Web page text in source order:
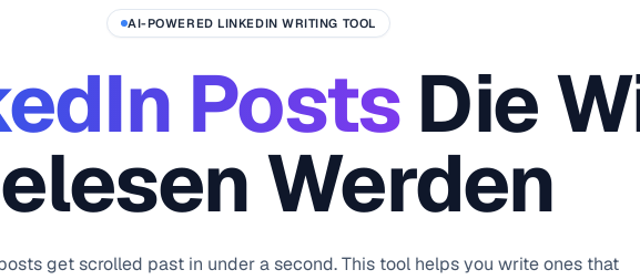
AI-POWERED LINKEDIN WRITING TOOL
Posts Die
Werden
get scrolled past in under a second. This tool helps you write ones that